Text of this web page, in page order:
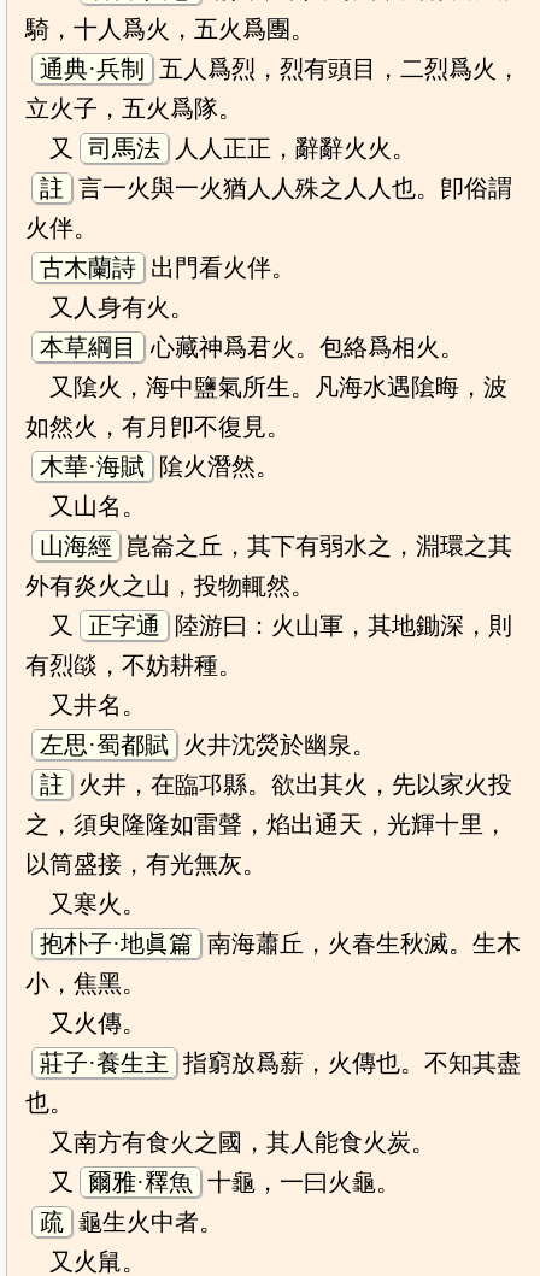
騎，十人爲火，五火爲團。
通典·兵制
五人爲烈，烈有頭目，二烈爲火，
立火子，五火爲隊。
又
司馬法
人人正正，辭辭火火。
註 言一火與一火猶人人殊之人人也。卽俗謂
火伴。
古木蘭詩 出門看火伴。
又人身有火。
本草綱目
心藏神爲君火。包絡爲相火。
又隂火，海中鹽氣所生。凡海水遇隂晦，波
如然火，有月卽不復見。
木華·海賦
隂火潛然。
又山名。
山海經
崑崙之丘，其下有弱水之，淵環之其
外有炎火之山，投物輒然。
又
正字通
陸游曰：火山軍，其地鋤深，則
有烈燄，不妨耕種。
又井名。
左思·蜀都賦
火井沈熒於幽泉。
註
火井，在臨邛縣。欲出其火，先以家火投
之，須臾隆隆如雷聲，焰出通天，光輝十里，
以筒盛接，有光無灰。
又寒火。
抱朴子·地眞篇 南海蕭丘，火春生秋滅。生木
小，焦黑。
又火傳。
莊子·養生主 指窮放爲薪，火傳也。不知其盡
也。
又南方有食火之國，其人能食火炭。
又
爾雅·釋魚
十龜，一曰火龜。
疏 龜生火中者。
又火䑕。